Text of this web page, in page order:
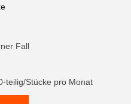
Fall
teilig/Stücke pro Monat